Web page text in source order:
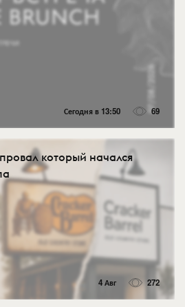
Сегодня в 13:50 69
который начался
4 Авг 272